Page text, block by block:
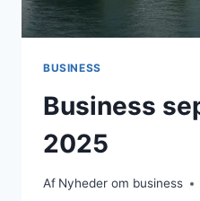
BUSINESS
Business
2025
Af Nyheder om business